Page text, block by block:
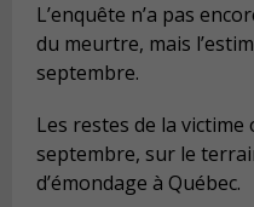
L’enquête n’a pas
du meurtre, mais
septembre.
Les restes de la
septembre, sur le
d’émondage à Québec.